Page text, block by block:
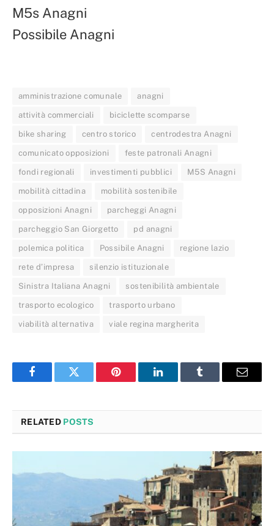
M5s Anagni
Possibile Anagni
amministrazione comunale anagni
attività commerciali biciclette scomparse
bike sharing centro storico centrodestra Anagni
comunicato opposizioni feste patronali Anagni
fondi regionali investimenti pubblici M5S Anagni
mobilità cittadina mobilità sostenibile
opposizioni Anagni parcheggi Anagni
parcheggio San Giorgetto pd anagni
polemica politica Possibile Anagni regione lazio
rete d’impresa silenzio istituzionale
Sinistra Italiana Anagni sostenibilità ambientale
trasporto ecologico trasporto urbano
viabilità alternativa viale regina margherita
FacebookTwitter Pinterest LinkedInTumblr Email
RELATED POSTS